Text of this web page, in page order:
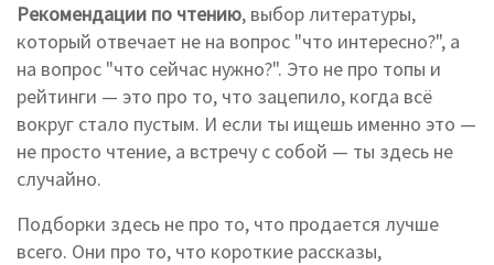
Рекомендации по чтению, выбор литературы,
который отвечает не на вопрос "что интересно?", а
на вопрос "что сейчас нужно?". Это не про топы и
рейтинги — это про то, что зацепило, когда всё
вокруг стало пустым. И если ты ищешь именно это —
не просто чтение, а встречу с собой — ты здесь не
случайно.
Подборки здесь не про то, что продается лучше
всего. Они про то, что короткие рассказы,